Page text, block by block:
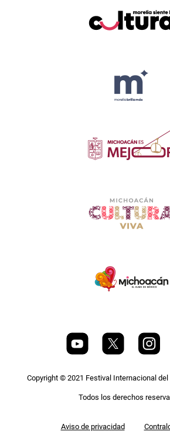
Copyright © 2021 Festival Internacional del
Todos los derechos
Aviso de privacidad